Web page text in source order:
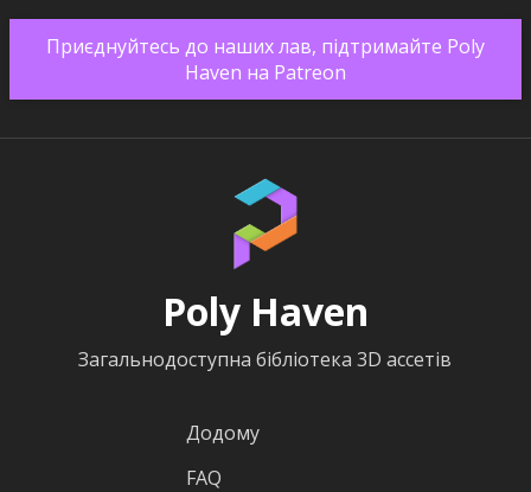
Приєднуйтесь до наших лав, підтримайте Poly
Haven на Patreon
Poly Haven
Загальнодоступна бібліотека 3D ассетів
Додому
FAQ